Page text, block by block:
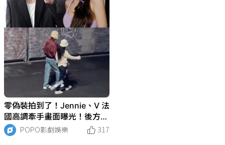
零偽裝拍到了！Jennie、V 法
國高調牽手畫面曝光！後方
「路人」身分成鐵證
POPO影劇娛樂 317